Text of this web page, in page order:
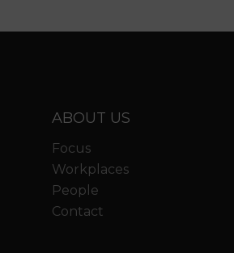
ABOUT US
Focus
Workplaces
People
Contact